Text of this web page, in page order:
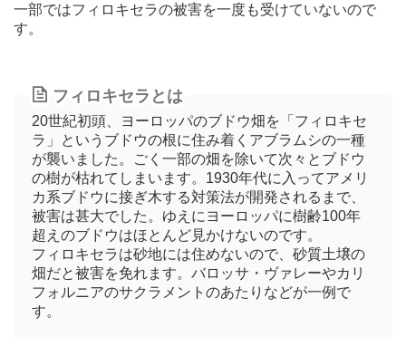
一部ではフィロキセラの被害を一度も受けていないので
す。
フィロキセラとは
20世紀初頭、ヨーロッパのブドウ畑を「フィロキセ
ラ」というブドウの根に住み着くアブラムシの一種
が襲いました。ごく一部の畑を除いて次々とブドウ
の樹が枯れてしまいます。1930年代に入ってアメリ
カ系ブドウに接ぎ木する対策法が開発されるまで、
被害は甚大でした。ゆえにヨーロッパに樹齢100年
超えのブドウはほとんど見かけないのです。
フィロキセラは砂地には住めないので、砂質土壌の
畑だと被害を免れます。バロッサ・ヴァレーやカリ
フォルニアのサクラメントのあたりなどが一例で
す。